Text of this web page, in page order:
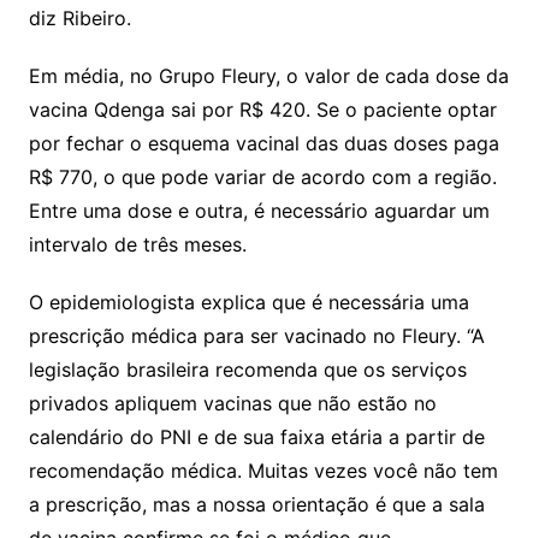
diz Ribeiro.
Em média, no Grupo Fleury, o valor de cada dose da
vacina Qdenga sai por R$ 420. Se o paciente optar
por fechar o esquema vacinal das duas doses paga
R$ 770, o que pode variar de acordo com a região.
Entre uma dose e outra, é necessário aguardar um
intervalo de três meses.
O epidemiologista explica que é necessária uma
prescrição médica para ser vacinado no Fleury. “A
legislação brasileira recomenda que os serviços
privados apliquem vacinas que não estão no
calendário do PNI e de sua faixa etária a partir de
recomendação médica. Muitas vezes você não tem
a prescrição, mas a nossa orientação é que a sala